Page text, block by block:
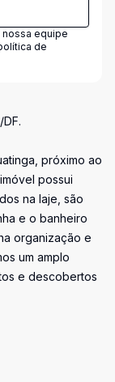
nossa equipe
de
próximo ao
possui
na laje, são
e o banheiro
organização e
um amplo
e descobertos